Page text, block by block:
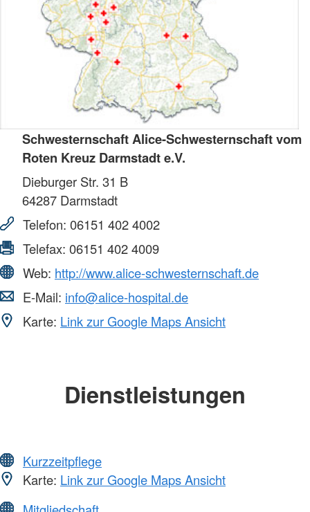
Schwesternschaft Alice-Schwesternschaft vom
Roten Kreuz Darmstadt e.V.
Dieburger Str. 31 B
64287 Darmstadt
Telefon: 06151 402 4002
Telefax: 06151 402 4009
Web: http://www.alice-schwesternschaft.de
E-Mail: info@alice-hospital.de
Karte: Link zur Google Maps Ansicht
Dienstleistungen
Kurzzeitpflege
Karte: Link zur Google Maps Ansicht